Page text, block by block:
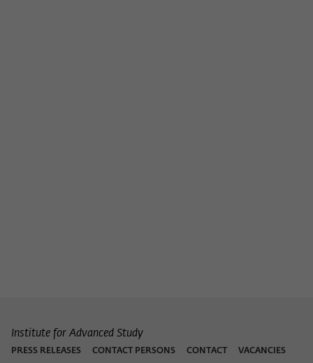
Institute for Advanced Study
PRESS RELEASES CONTACT PERSONS CONTACT
VACANCIES